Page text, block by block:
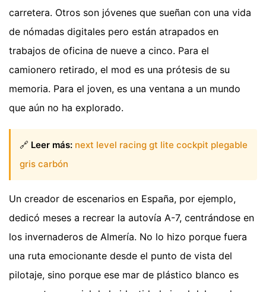
carretera. Otros son jóvenes que sueñan con una vida
de nómadas digitales pero están atrapados en
trabajos de oficina de nueve a cinco. Para el
camionero retirado, el mod es una prótesis de su
memoria. Para el joven, es una ventana a un mundo
que aún no ha explorado.
🔗 Leer más: next level racing gt lite cockpit plegable
gris carbón
Un creador de escenarios en España, por ejemplo,
dedicó meses a recrear la autovía A-7, centrándose en
los invernaderos de Almería. No lo hizo porque fuera
una ruta emocionante desde el punto de vista del
pilotaje, sino porque ese mar de plástico blanco es